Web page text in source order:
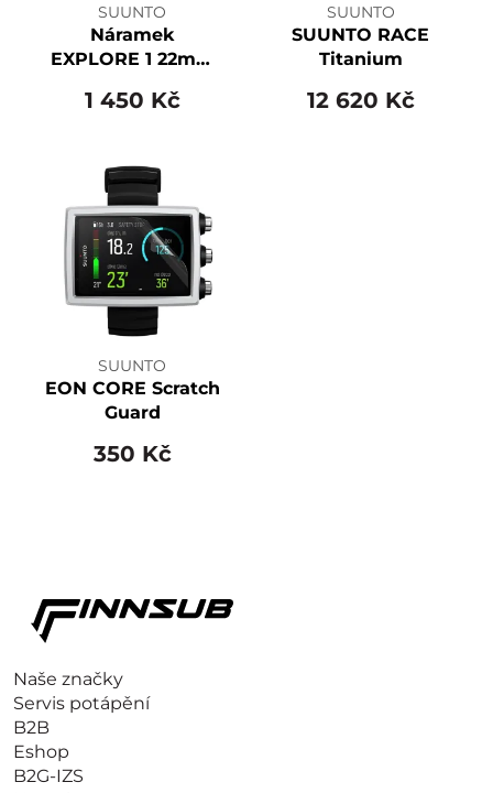
SUUNTO
Náramek
EXPLORE 1 22mm
1 450 Kč
SUUNTO
SUUNTO RACE
Titanium
12 620 Kč
SUUNTO
EON CORE Scratch
Guard
350 Kč
Naše značky
Servis potápění
B2B
Eshop
B2G-IZS